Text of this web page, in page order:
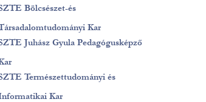
Bölcsészet-és
Kar
Juhász Gyula Pedagógusképző
Természettudományi és
Kar